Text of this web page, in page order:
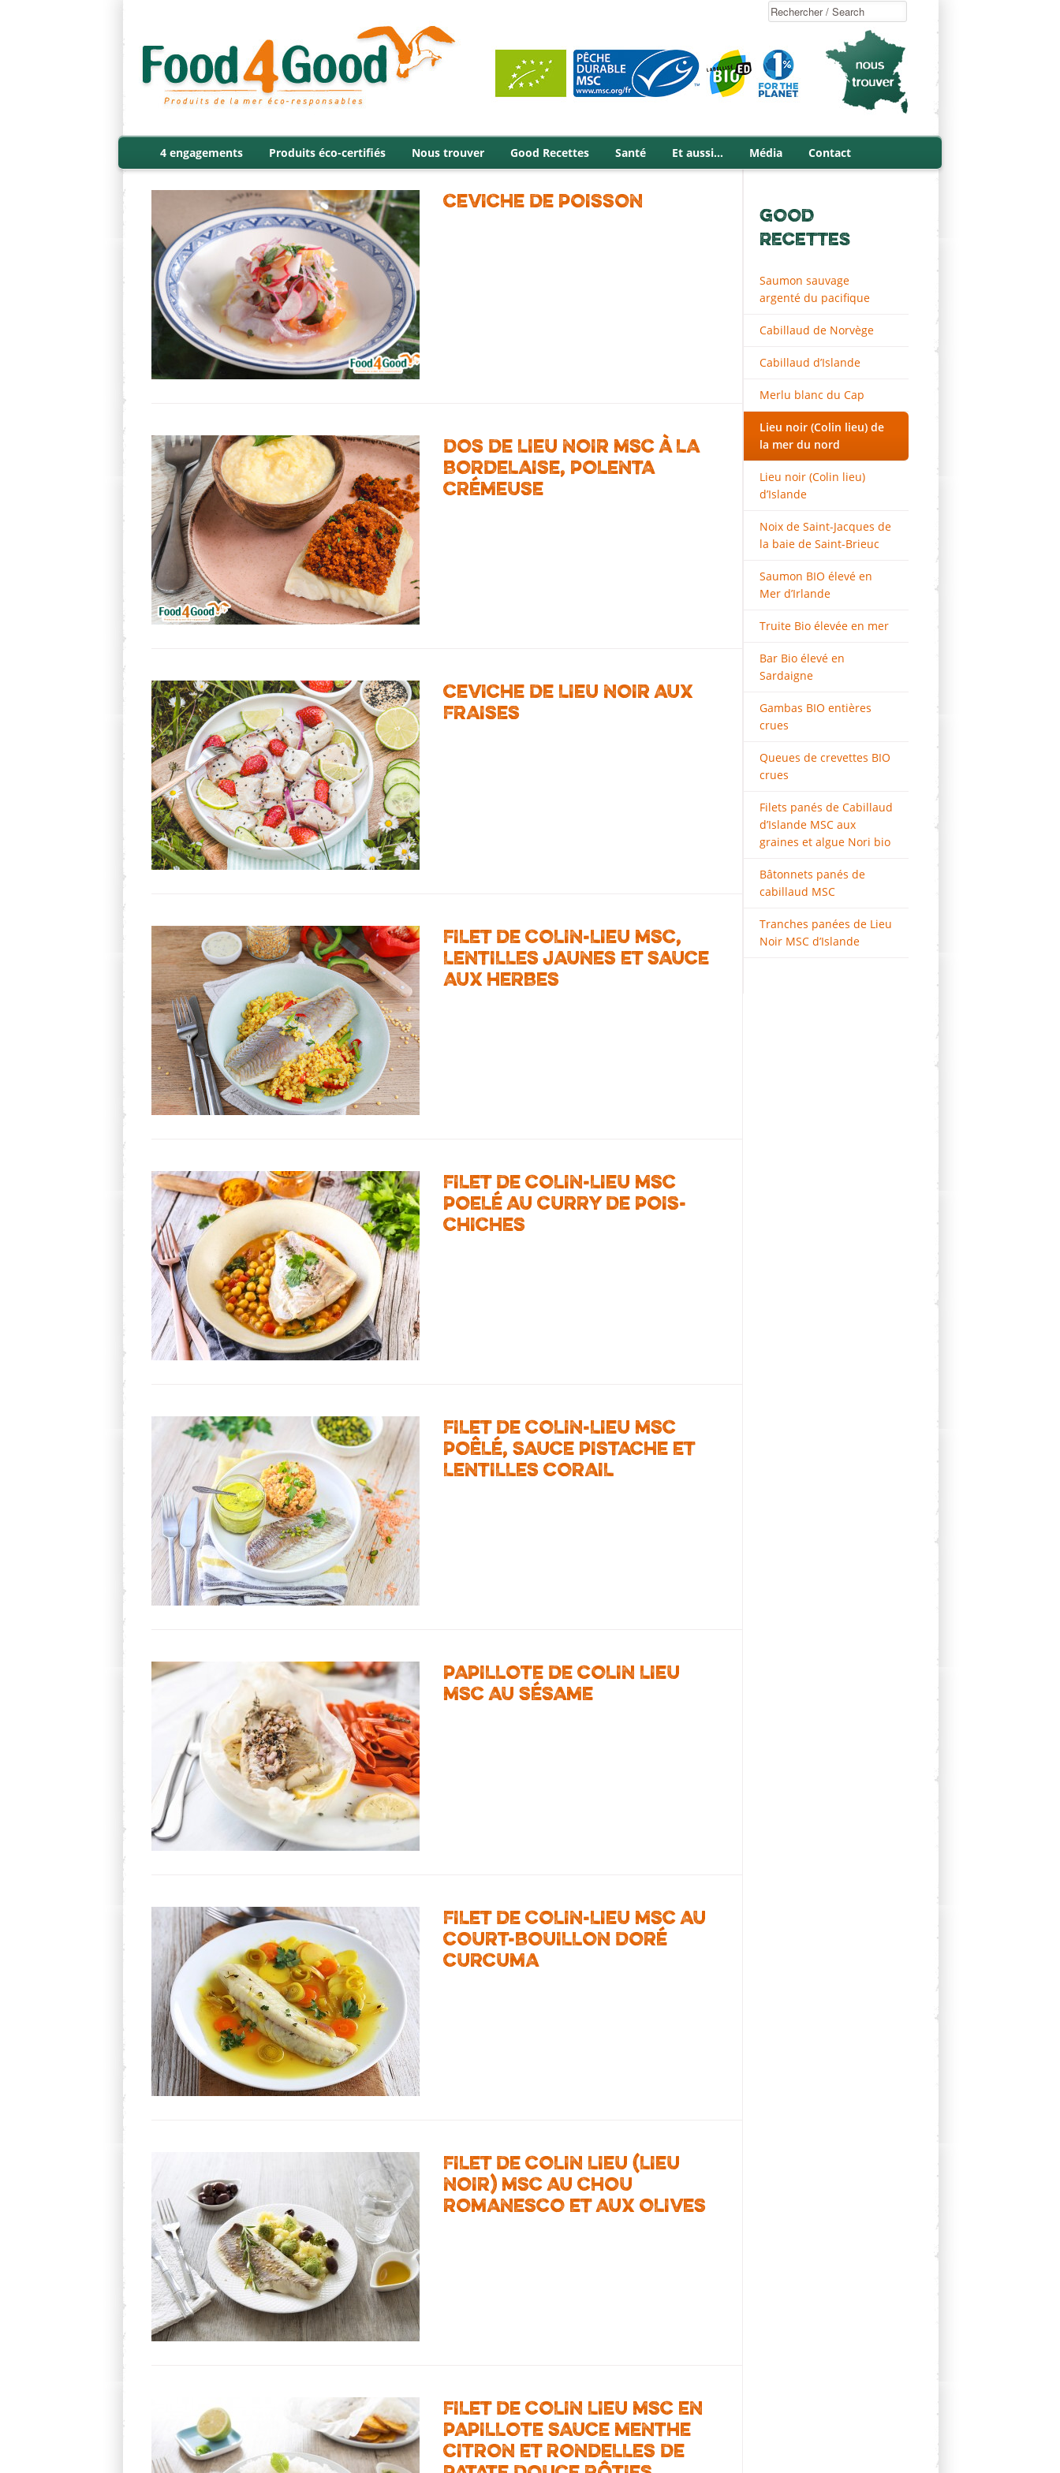
4 engagements Produits éco-certifiés Nous trouver Good Recettes Santé Et aussi… Média Contact
CEVICHE DE POISSON
DOS DE LIEU NOIR MSC À LA
BORDELAISE, POLENTA
CRÉMEUSE
CEVICHE DE LIEU NOIR AUX
FRAISES
FILET DE COLIN-LIEU MSC,
LENTILLES JAUNES ET SAUCE
AUX HERBES
FILET DE COLIN-LIEU MSC
POELÉ AU CURRY DE POIS-
CHICHES
FILET DE COLIN-LIEU MSC
POÊLÉ, SAUCE PISTACHE ET
LENTILLES CORAIL
PAPILLOTE DE COLIN LIEU
MSC AU SÉSAME
FILET DE COLIN-LIEU MSC AU
COURT-BOUILLON DORÉ
CURCUMA
FILET DE COLIN LIEU (LIEU
NOIR) MSC AU CHOU
ROMANESCO ET AUX OLIVES
FILET DE COLIN LIEU MSC EN
PAPILLOTE SAUCE MENTHE
CITRON ET RONDELLES DE
GOOD
RECETTES
Saumon sauvage
argenté du pacifique
Cabillaud de Norvège
Cabillaud d’Islande
Merlu blanc du Cap
Lieu noir (Colin lieu) de
la mer du nord
Lieu noir (Colin lieu)
d’Islande
Noix de Saint-Jacques de
la baie de Saint-Brieuc
Saumon BIO élevé en
Mer d’Irlande
Truite Bio élevée en mer
Bar Bio élevé en
Sardaigne
Gambas BIO entières
crues
Queues de crevettes BIO
crues
Filets panés de Cabillaud
d’Islande MSC aux
graines et algue Nori bio
Bâtonnets panés de
cabillaud MSC
Tranches panées de Lieu
Noir MSC d’Islande